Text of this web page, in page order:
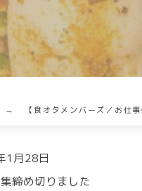
【食オタメンバーズ／お仕
1月28日
締め切りました